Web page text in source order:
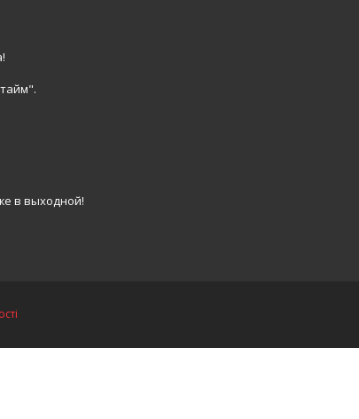
в выходной!